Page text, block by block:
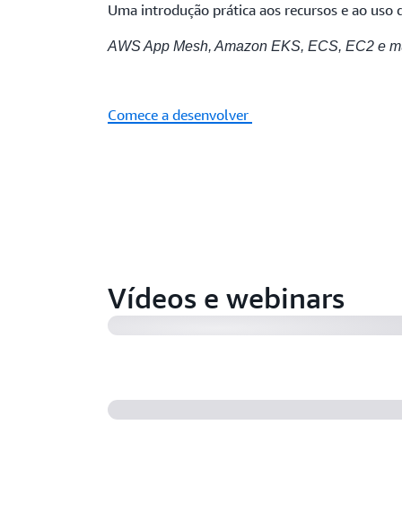
Uma introdução prática aos recursos e ao uso
AWS App Mesh, Amazon EKS, ECS, EC2 e
Comece a desenvolver
Vídeos e webinars